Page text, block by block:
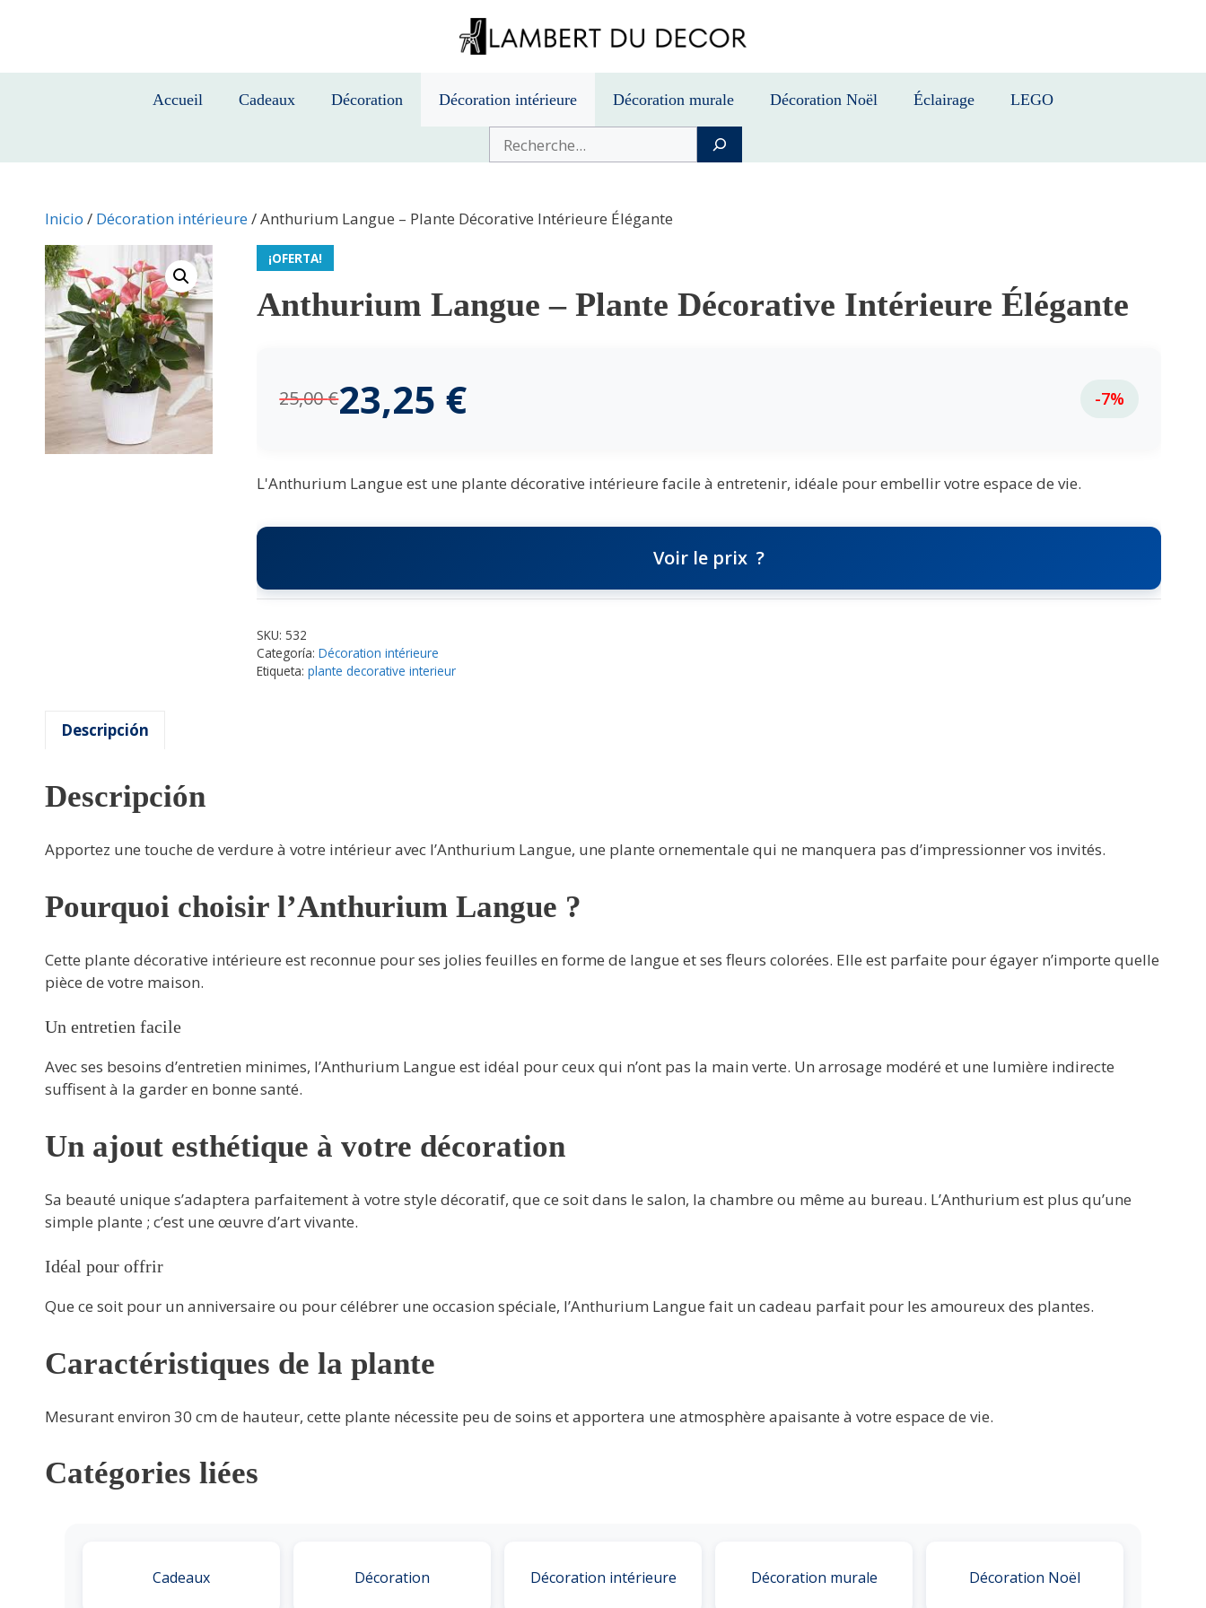
Accueil Cadeaux Décoration Décoration intérieure Décoration murale Décoration Noël Éclairage LEGO
Buscar
Inicio / Décoration intérieure/ Anthurium Langue – Plante Décorative Intérieure Élégante
¡OFERTA!
Anthurium Langue – Plante Décorative Intérieure Élégante
25,00€23,25 € -7%
L'Anthurium Langue est une plante décorative intérieure facile à entretenir, idéale pour embellir votre espace de vie.
Voir le prix
SKU: 532
Categoría:Décoration intérieure
Etiqueta:plante decorative interieur
Descripción
Descripción
Apportez une touche de verdure à votre intérieur avec l’Anthurium Langue, une plante ornementale qui ne manquera pas d’impressionner vos invités.
Pourquoi choisir l’Anthurium Langue ?
Cette plante décorative intérieure est reconnue pour ses jolies feuilles en forme de langue et ses fleurs colorées. Elle est parfaite pour égayer n’importe quelle
pièce de votre maison.
Un entretien facile
Avec ses besoins d’entretien minimes, l’Anthurium Langue est idéal pour ceux qui n’ont pas la main verte. Un arrosage modéré et une lumière indirecte
suffisent à la garder en bonne santé.
Un ajout esthétique à votre décoration
Sa beauté unique s’adaptera parfaitement à votre style décoratif, que ce soit dans le salon, la chambre ou même au bureau. L’Anthurium est plus qu’une
simple plante ; c’est une œuvre d’art vivante.
Idéal pour offrir
Que ce soit pour un anniversaire ou pour célébrer une occasion spéciale, l’Anthurium Langue fait un cadeau parfait pour les amoureux des plantes.
Caractéristiques de la plante
Mesurant environ 30 cm de hauteur, cette plante nécessite peu de soins et apportera une atmosphère apaisante à votre espace de vie.
Catégories liées
Cadeaux Décoration Décoration intérieure Décoration murale Décoration Noël